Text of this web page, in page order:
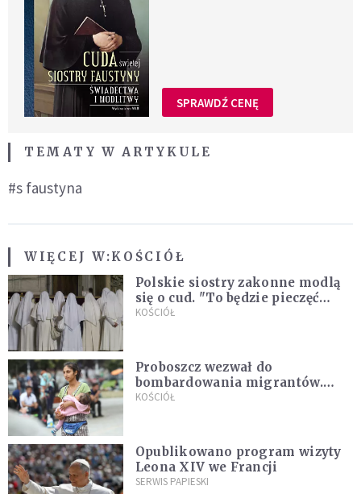
SPRAWDŹ CENĘ
TEMATY W ARTYKULE
#s faustyna
WIĘCEJ W:KOŚCIÓŁ
Polskie siostry zakonne modlą
się o cud. "To będzie pieczęć
Pana Boga dla naszej wiary"
KOŚCIÓŁ
Proboszcz wezwał do
bombardowania migrantów.
"Masowy ogień przeciwko
KOŚCIÓŁ
Opublikowano program wizyty
Leona XIV we Francji
SERWIS PAPIESKI